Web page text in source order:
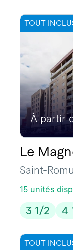
TOUT
À partir
Le
Saint-
15 unités
3 1/2 4
TOUT